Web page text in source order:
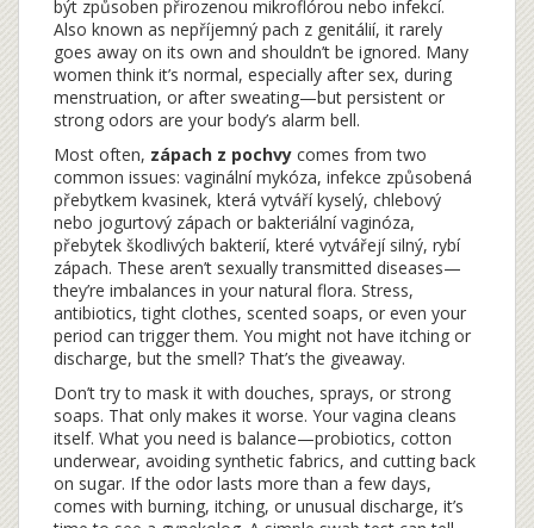
být způsoben přirozenou mikroflórou nebo infekcí.
Also known as nepříjemný pach z genitálií, it rarely
goes away on its own and shouldn’t be ignored. Many
women think it’s normal, especially after sex, during
menstruation, or after sweating—but persistent or
strong odors are your body’s alarm bell.
Most often, zápach z pochvy comes from two
common issues: vaginální mykóza, infekce způsobená
přebytkem kvasinek, která vytváří kyselý, chlebový
nebo jogurtový zápach or bakteriální vaginóza,
přebytek škodlivých bakterií, které vytvářejí silný, rybí
zápach. These aren’t sexually transmitted diseases—
they’re imbalances in your natural flora. Stress,
antibiotics, tight clothes, scented soaps, or even your
period can trigger them. You might not have itching or
discharge, but the smell? That’s the giveaway.
Don’t try to mask it with douches, sprays, or strong
soaps. That only makes it worse. Your vagina cleans
itself. What you need is balance—probiotics, cotton
underwear, avoiding synthetic fabrics, and cutting back
on sugar. If the odor lasts more than a few days,
comes with burning, itching, or unusual discharge, it’s